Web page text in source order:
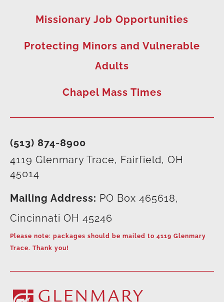
(513) 874-8900
4119 Glenmary Trace, Fairfield, OH
45014
Mailing Address: PO Box 465618,
Cincinnati OH 45246
Please note: packages should be mailed to 4119 Glenmary
Trace. Thank you!
Missionary Job Opportunities
Protecting Minors and Vulnerable
Adults
Chapel Mass Times